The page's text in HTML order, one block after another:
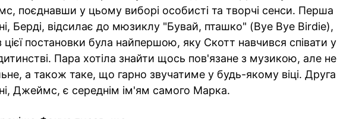
поєднавши у цьому виборі особисті та творчі сенси. Перша
Берді, відсилає до мюзиклу "Бувай, пташко" (Bye Bye Birdie),
цієї постановки була найпершою, яку Скотт навчився співати у
Пара хотіла знайти щось пов'язане з музикою, але не
а також таке, що гарно звучатиме у будь-якому віці. Друга
Джеймс, є середнім ім'ям самого Марка.